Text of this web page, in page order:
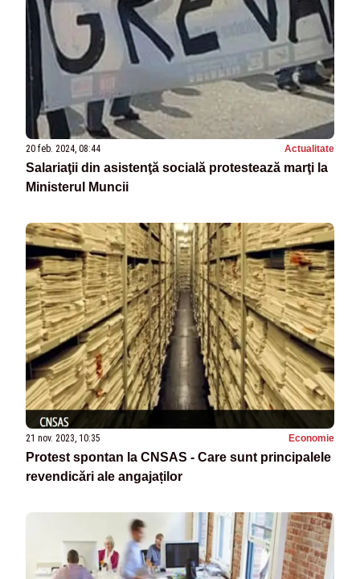
20 feb. 2024, 08:44 Actualitate
Salariaţii din asistenţă socială protestează marţi la
Ministerul Muncii
21 nov. 2023, 10:35 Economie
Protest spontan la CNSAS - Care sunt principalele
revendicări ale angajaților